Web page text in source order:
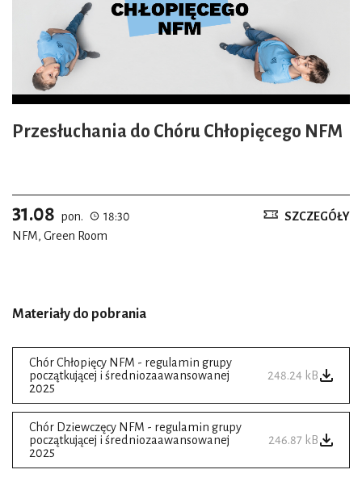
Przesłuchania do Chóru Chłopięcego NFM
31.08 pon.
18:30
NFM, Green Room
SZCZEGÓŁY
Materiały do pobrania
Chór Chłopięcy NFM - regulamin grupy
początkującej i średniozaawansowanej
2025
248.24 kB
Chór Dziewczęcy NFM - regulamin grupy
początkującej i średniozaawansowanej
2025
246.87 kB